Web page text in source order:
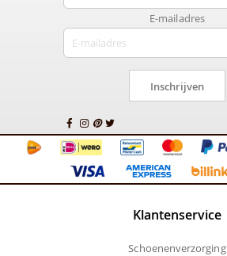
E-mailadres
Inschrijven
Klantenservice
Schoenenverzorging